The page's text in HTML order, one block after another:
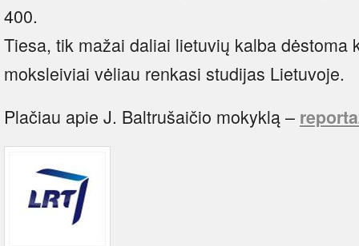
400.
Tiesa, tik mažai daliai lietuvių kalba dėstoma
moksleiviai vėliau renkasi studijas Lietuvoje.
Plačiau apie J. Baltrušaičio mokyklą –